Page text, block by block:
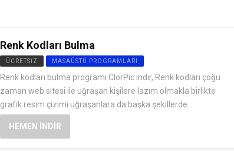
Renk Kodları Bulma
ÜCRETSIZ MASAÜSTÜ PROGRAMLARI
Renk kodları bulma programı ClorPic indir, Renk kodları çoğu
zaman web sitesi ile uğraşan kişilere lazım olmakla birlikte
grafik resim çizimi uğraşanlara da başka şekillerde...
HEMEN İNDIR